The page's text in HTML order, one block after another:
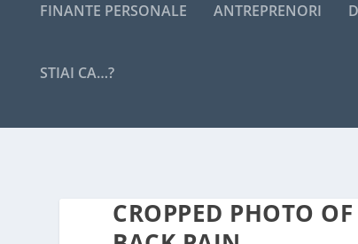
FINANTE PERSONALE ANTREPRENORI
STIAI CA…?
CROPPED PHOTO